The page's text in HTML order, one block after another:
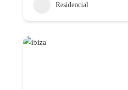
Residencial